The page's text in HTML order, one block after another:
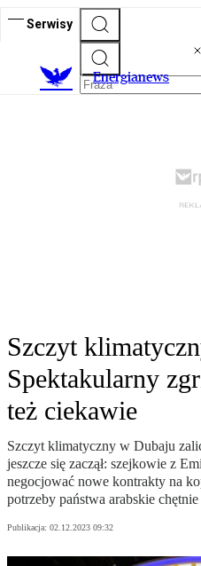
Serwisy
Energianews
Szczyt
Spektakularny
też ciekawie
Szczyt klimatyczny w Dubaju
jeszcze się zaczął: szejkowie z
negocjować nowe kontrakty na
potrzeby państwa arabskie
Publikacja: 02.12.2023 09:32